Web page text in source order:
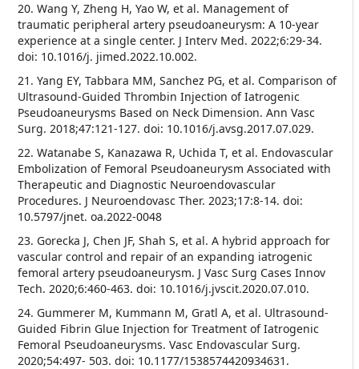
20. Wang Y, Zheng H, Yao W, et al. Management of
traumatic peripheral artery pseudoaneurysm: A 10-year
experience at a single center. J Interv Med. 2022;6:29-34.
doi: 10.1016/j. jimed.2022.10.002.
21. Yang EY, Tabbara MM, Sanchez PG, et al. Comparison of
Ultrasound-Guided Thrombin Injection of Iatrogenic
Pseudoaneurysms Based on Neck Dimension. Ann Vasc
Surg. 2018;47:121-127. doi: 10.1016/j.avsg.2017.07.029.
22. Watanabe S, Kanazawa R, Uchida T, et al. Endovascular
Embolization of Femoral Pseudoaneurysm Associated with
Therapeutic and Diagnostic Neuroendovascular
Procedures. J Neuroendovasc Ther. 2023;17:8-14. doi:
10.5797/jnet. oa.2022-0048
23. Gorecka J, Chen JF, Shah S, et al. A hybrid approach for
vascular control and repair of an expanding iatrogenic
femoral artery pseudoaneurysm. J Vasc Surg Cases Innov
Tech. 2020;6:460-463. doi: 10.1016/j.jvscit.2020.07.010.
24. Gummerer M, Kummann M, Gratl A, et al. Ultrasound-
Guided Fibrin Glue Injection for Treatment of Iatrogenic
Femoral Pseudoaneurysms. Vasc Endovascular Surg.
2020;54:497- 503. doi: 10.1177/1538574420934631.